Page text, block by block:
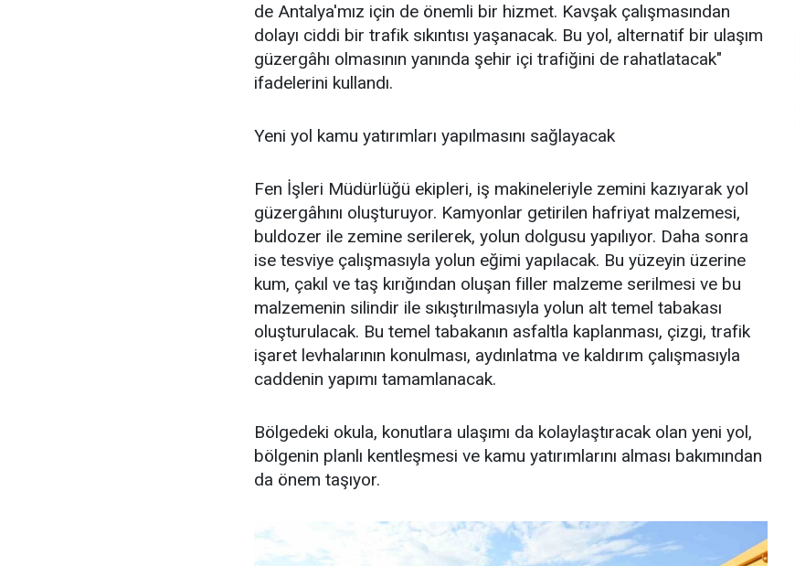
de Antalya'mız için de önemli bir hizmet. Kavşak çalışmasından
dolayı ciddi bir trafik sıkıntısı yaşanacak. Bu yol, alternatif bir ulaşım
güzergâhı olmasının yanında şehir içi trafiğini de rahatlatacak"
ifadelerini kullandı.
Yeni yol kamu yatırımları yapılmasını sağlayacak
Fen İşleri Müdürlüğü ekipleri, iş makineleriyle zemini kazıyarak yol
güzergâhını oluşturuyor. Kamyonlar getirilen hafriyat malzemesi,
buldozer ile zemine serilerek, yolun dolgusu yapılıyor. Daha sonra
ise tesviye çalışmasıyla yolun eğimi yapılacak. Bu yüzeyin üzerine
kum, çakıl ve taş kırığından oluşan filler malzeme serilmesi ve bu
malzemenin silindir ile sıkıştırılmasıyla yolun alt temel tabakası
oluşturulacak. Bu temel tabakanın asfaltla kaplanması, çizgi, trafik
işaret levhalarının konulması, aydınlatma ve kaldırım çalışmasıyla
caddenin yapımı tamamlanacak.
Bölgedeki okula, konutlara ulaşımı da kolaylaştıracak olan yeni yol,
bölgenin planlı kentleşmesi ve kamu yatırımlarını alması bakımından
da önem taşıyor.